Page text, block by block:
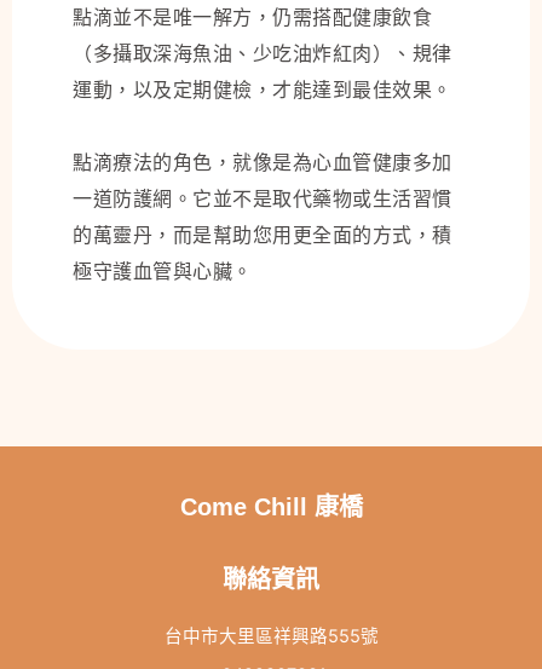
點滴並不是唯一解方，仍需搭配健康飲食
（多攝取深海魚油、少吃油炸紅肉）、規律
運動，以及定期健檢，才能達到最佳效果。
點滴療法的角色，就像是為心血管健康多加
一道防護網。它並不是取代藥物或生活習慣
的萬靈丹，而是幫助您用更全面的方式，積
極守護血管與心臟。
Come Chill 康橋
聯絡資訊
台中市大里區祥興路555號